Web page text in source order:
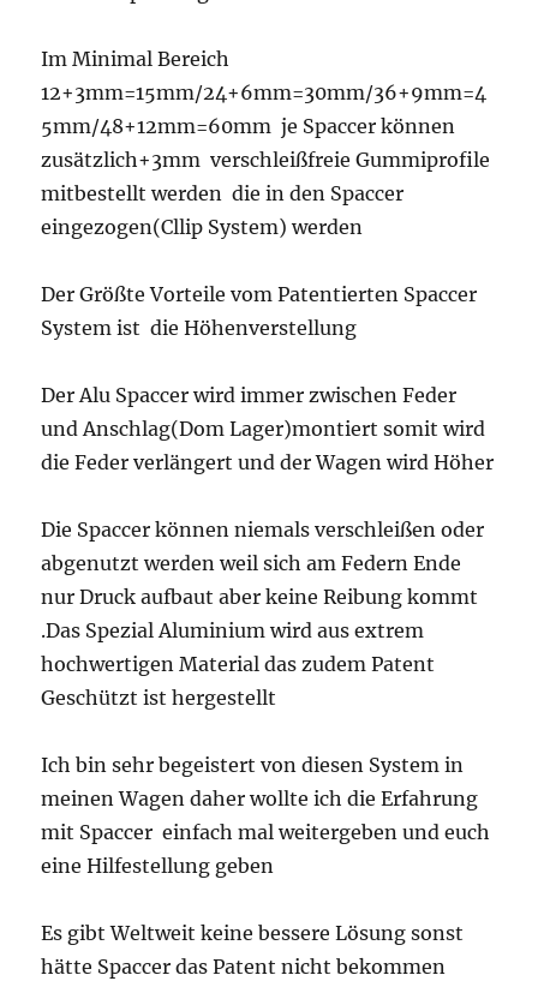
Im Minimal Bereich
12+3mm=15mm/24+6mm=30mm/36+9mm=4
5mm/48+12mm=60mm je Spaccer können
zusätzlich+3mm verschleißfreie Gummiprofile
mitbestellt werden die in den Spaccer
eingezogen(Cllip System) werden
Der Größte Vorteile vom Patentierten Spaccer
System ist die Höhenverstellung
Der Alu Spaccer wird immer zwischen Feder
und Anschlag(Dom Lager)montiert somit wird
die Feder verlängert und der Wagen wird Höher
Die Spaccer können niemals verschleißen oder
abgenutzt werden weil sich am Federn Ende
nur Druck aufbaut aber keine Reibung kommt
.Das Spezial Aluminium wird aus extrem
hochwertigen Material das zudem Patent
Geschützt ist hergestellt
Ich bin sehr begeistert von diesen System in
meinen Wagen daher wollte ich die Erfahrung
mit Spaccer einfach mal weitergeben und euch
eine Hilfestellung geben
Es gibt Weltweit keine bessere Lösung sonst
hätte Spaccer das Patent nicht bekommen